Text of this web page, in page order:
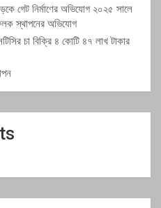
গেট নির্মাণের অভিযোগ ২০২৫ সালে
স্থাপনের অভিযোগ
চা বিক্রি ৪ কোটি ৪৭ লাখ টাকার